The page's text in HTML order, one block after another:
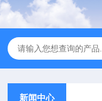
新闻中心